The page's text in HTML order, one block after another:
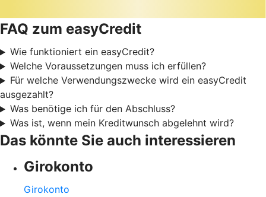
FAQ zum easyCredit
Wie funktioniert ein easyCredit?
Welche Voraussetzungen muss ich erfüllen?
Für welche Verwendungszwecke wird ein easyCredit
ausgezahlt?
Was benötige ich für den Abschluss?
Was ist, wenn mein Kreditwunsch abgelehnt wird?
Das könnte Sie auch interessieren
Girokonto
Girokonto